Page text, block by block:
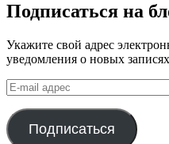
Подписаться на
Укажите свой адрес
уведомления о новых
E-
mail
адрес
Подписаться